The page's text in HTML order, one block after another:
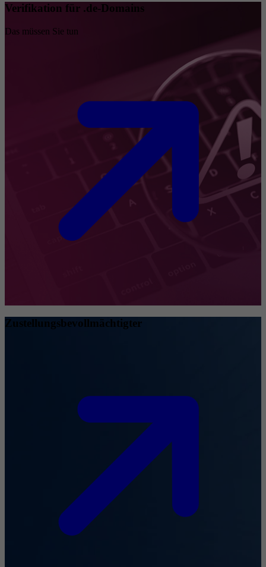
Verifikation für .de-Domains
Das müssen Sie tun
Zustellungsbevollmächtigter